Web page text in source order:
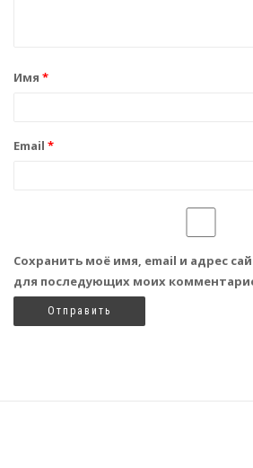
Имя *
Email *
Сохранить моё имя, email и адрес
для последующих моих